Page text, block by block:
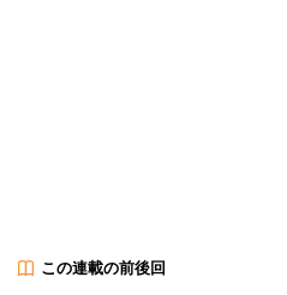
この連載の前後回